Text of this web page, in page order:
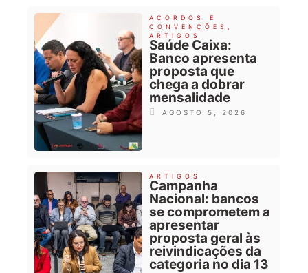
ACORDOS E
CONVENÇÕES
ARTIGOS
Saúde Caixa:
Banco apresenta
proposta que
chega a dobrar
mensalidade
AGOSTO 5, 2026
ARTIGOS
Campanha
Nacional: bancos
se comprometem a
apresentar
proposta geral às
reivindicações da
categoria no dia 13